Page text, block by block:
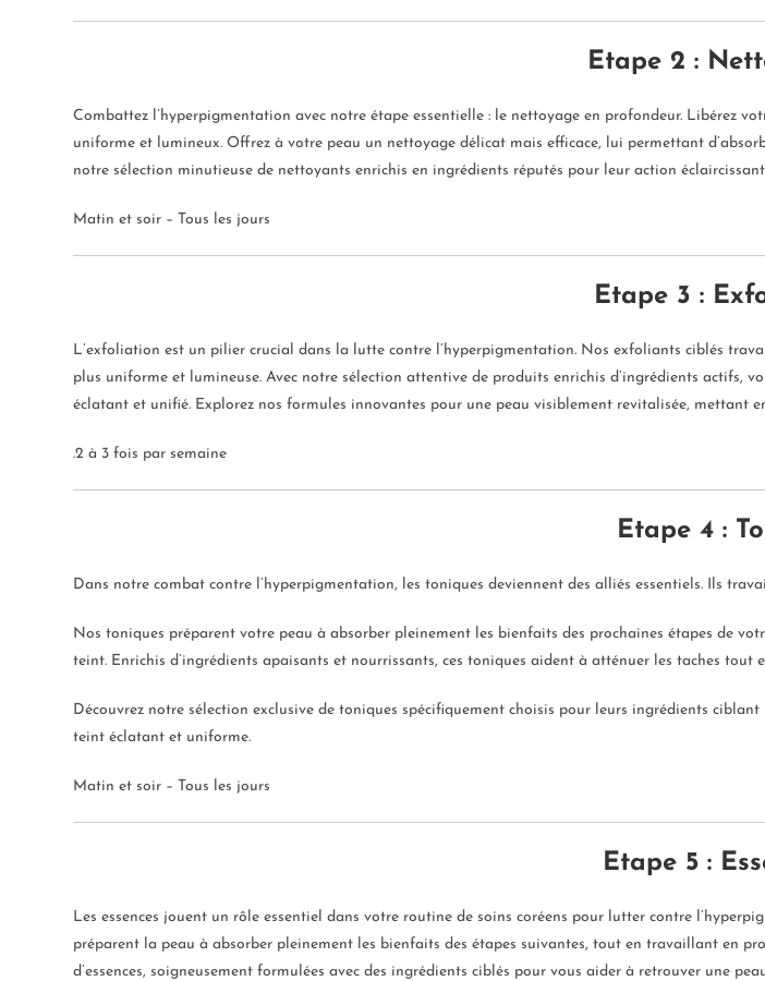
Etape 2 :
Combattez l’hyperpigmentation avec notre étape essentielle : le nettoyage en profondeur. Libérez
uniforme et lumineux. Offrez à votre peau un nettoyage délicat mais efficace, lui permettant
notre sélection minutieuse de nettoyants enrichis en ingrédients réputés pour leur action
Matin et soir – Tous les jours
Etape 3 :
L’exfoliation est un pilier crucial dans la lutte contre l’hyperpigmentation. Nos exfoliants ciblés
plus uniforme et lumineuse. Avec notre sélection attentive de produits enrichis d’ingrédients actifs,
éclatant et unifié. Explorez nos formules innovantes pour une peau visiblement revitalisée, mettant
.2 à 3 fois par semaine
Etape 4 :
Dans notre combat contre l’hyperpigmentation, les toniques deviennent des alliés essentiels. Ils
Nos toniques préparent votre peau à absorber pleinement les bienfaits des prochaines étapes de
teint. Enrichis d’ingrédients apaisants et nourrissants, ces toniques aident à atténuer les taches tout
Découvrez notre sélection exclusive de toniques spécifiquement choisis pour leurs ingrédients
teint éclatant et uniforme.
Matin et soir – Tous les jours
Etape 5 :
Les essences jouent un rôle essentiel dans votre routine de soins coréens pour lutter contre
préparent la peau à absorber pleinement les bienfaits des étapes suivantes, tout en travaillant en
d’essences, soigneusement formulées avec des ingrédients ciblés pour vous aider à retrouver une